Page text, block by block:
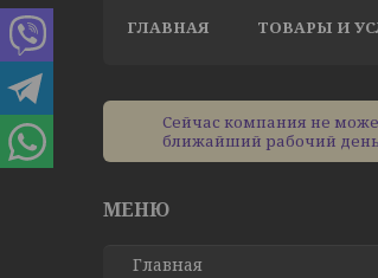
ГЛАВНАЯ ТОВАРЫ И
Сейчас компания не
ближайший рабочий
Главная